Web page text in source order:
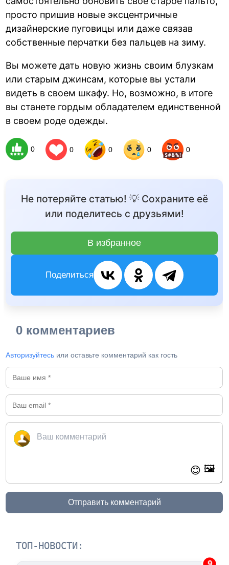
просто пришив новые эксцентричные
дизайнерские пуговицы или даже связав
собственные перчатки без пальцев на зиму.
Вы можете дать новую жизнь своим блузкам
или старым джинсам, которые вы устали
видеть в своем шкафу. Но, возможно, в итоге
вы станете гордым обладателем единственной
в своем роде одежды.
0 0 0 0 0
Не потеряйте статью! 💡 Сохраните её
или поделитесь с друзьями!
В избранное
Поделиться
0 комментариев
Авторизуйтесь или оставьте комментарий как гость
😊 🖼️
Отправить комментарий
ТОП-НОВОСТИ: